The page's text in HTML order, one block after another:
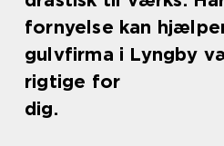
fornyelse kan
gulvfirma i Lyngby
rigtige for
dig.